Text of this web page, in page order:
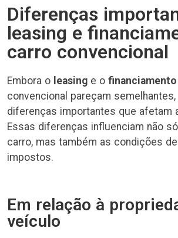
Diferenças
leasing e
carro convencional
Embora o leasing e o financiamento
convencional pareçam
diferenças importantes que afetam
Essas diferenças influenciam não
carro, mas também as condições
impostos.
Em relação à
veículo